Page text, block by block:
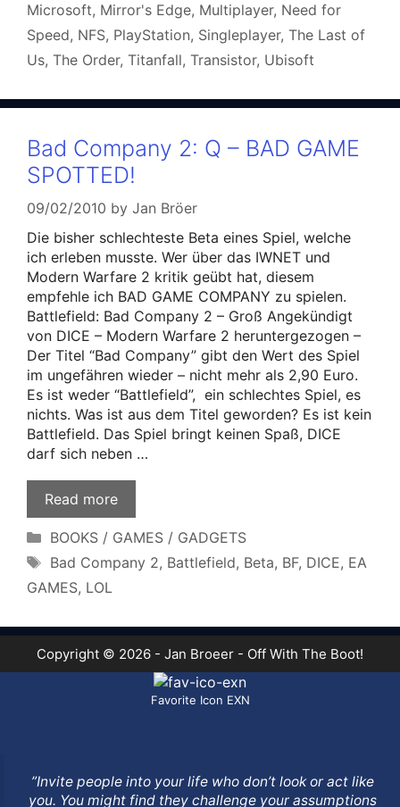
Microsoft, Mirror's Edge, Multiplayer, Need for
Speed, NFS, PlayStation, Singleplayer, The Last of
Us, The Order, Titanfall, Transistor, Ubisoft
Bad Company 2: Q – BAD GAME
SPOTTED!
09/02/2010 by Jan Bröer
Die bisher schlechteste Beta eines Spiel, welche
ich erleben musste. Wer über das IWNET und
Modern Warfare 2 kritik geübt hat, diesem
empfehle ich BAD GAME COMPANY zu spielen.
Battlefield: Bad Company 2 – Groß Angekündigt
von DICE – Modern Warfare 2 heruntergezogen –
Der Titel “Bad Company” gibt den Wert des Spiel
im ungefähren wieder – nicht mehr als 2,90 Euro.
Es ist weder “Battlefield”, ein schlechtes Spiel, es
nichts. Was ist aus dem Titel geworden? Es ist kein
Battlefield. Das Spiel bringt keinen Spaß, DICE
darf sich neben …
Read more
Categories
BOOKS / GAMES / GADGETS
Tags
Bad Company 2, Battlefield, Beta, BF, DICE, EA
GAMES, LOL
Copyright © 2026 - Jan Broeer - Off With The Boot!
Favorite Icon EXN
”Invite people into your life who don’t look or act like
you. You might find they challenge your assumptions